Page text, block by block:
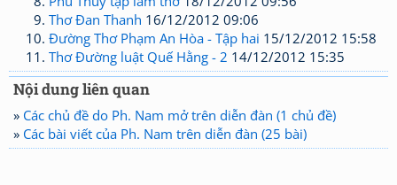
Thơ Đan Thanh 16/12/2012 09:06
Đường Thơ Phạm An Hòa - Tập hai 15/12/2012 15:58
Thơ Đường luật Quế Hằng - 2 14/12/2012 15:35
Nội dung liên quan
» Các chủ đề do Ph. Nam mở trên diễn đàn (1 chủ đề)
» Các bài viết của Ph. Nam trên diễn đàn (25 bài)